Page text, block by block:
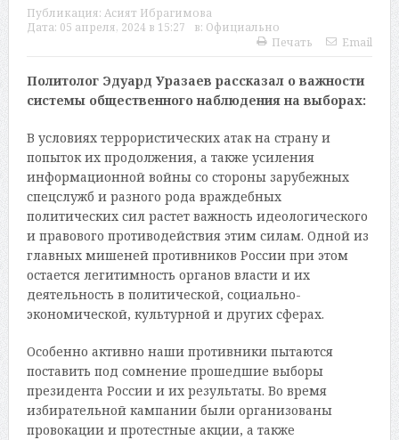
Публикация: Асият Ибрагимова
Дата: 05 апреля, 2024 в 15:27 в: Официально
Печать
Email
Политолог Эдуард Уразаев рассказал о важности
системы общественного наблюдения на выборах:
В условиях террористических атак на страну и
попыток их продолжения, а также усиления
информационной войны со стороны зарубежных
спецслужб и разного рода враждебных
политических сил растет важность идеологического
и правового противодействия этим силам. Одной из
главных мишеней противников России при этом
остается легитимность органов власти и их
деятельность в политической, социально-
экономической, культурной и других сферах.
Особенно активно наши противники пытаются
поставить под сомнение прошедшие выборы
президента России и их результаты. Во время
избирательной кампании были организованы
провокации и протестные акции, а также